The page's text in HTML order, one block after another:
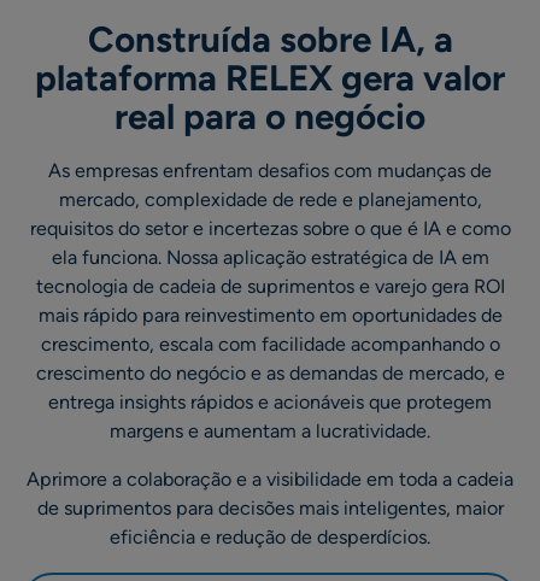
Construída sobre IA, a
plataforma RELEX gera valor
real para o negócio
As empresas enfrentam desafios com mudanças de
mercado, complexidade de rede e planejamento,
requisitos do setor e incertezas sobre o que é IA e como
ela funciona. Nossa aplicação estratégica de IA em
tecnologia de cadeia de suprimentos e varejo gera ROI
mais rápido para reinvestimento em oportunidades de
crescimento, escala com facilidade acompanhando o
crescimento do negócio e as demandas de mercado, e
entrega insights rápidos e acionáveis que protegem
margens e aumentam a lucratividade.
Aprimore a colaboração e a visibilidade em toda a cadeia
de suprimentos para decisões mais inteligentes, maior
eficiência e redução de desperdícios.